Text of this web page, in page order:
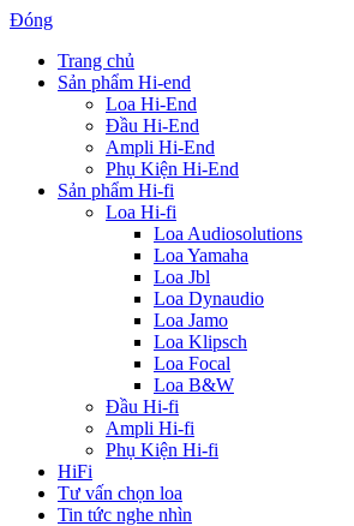
Đóng
Trang chủ
Sản phẩm Hi-end
Loa Hi-End
Đầu Hi-End
Ampli Hi-End
Phụ Kiện Hi-End
Sản phẩm Hi-fi
Loa Hi-fi
Loa Audiosolutions
Loa Yamaha
Loa Jbl
Loa Dynaudio
Loa Jamo
Loa Klipsch
Loa Focal
Loa B&W
Đầu Hi-fi
Ampli Hi-fi
Phụ Kiện Hi-fi
HiFi
Tư vấn chọn loa
Tin tức nghe nhìn